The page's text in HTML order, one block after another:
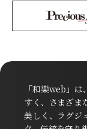
「和樂web」
すく、さまざま
美しく、ラグジ